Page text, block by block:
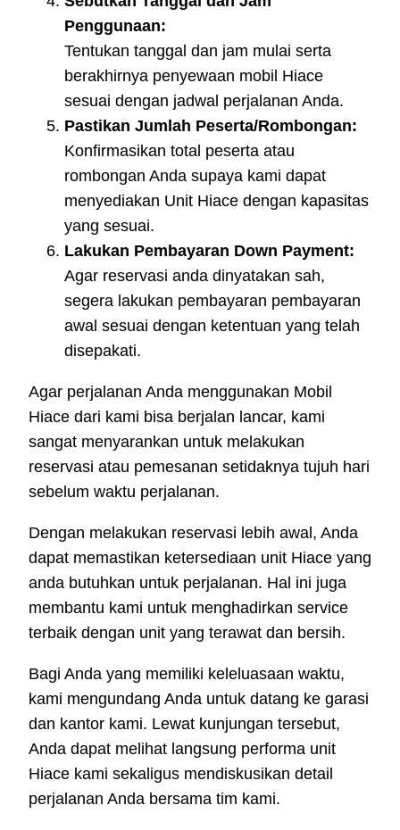
Penggunaan:
Tentukan tanggal dan jam mulai serta
berakhirnya penyewaan mobil Hiace
sesuai dengan jadwal perjalanan Anda.
Pastikan Jumlah Peserta/Rombongan:
Konfirmasikan total peserta atau
rombongan Anda supaya kami dapat
menyediakan Unit Hiace dengan kapasitas
yang sesuai.
Lakukan Pembayaran Down Payment:
Agar reservasi anda dinyatakan sah,
segera lakukan pembayaran pembayaran
awal sesuai dengan ketentuan yang telah
disepakati.
Agar perjalanan Anda menggunakan Mobil
Hiace dari kami bisa berjalan lancar, kami
sangat menyarankan untuk melakukan
reservasi atau pemesanan setidaknya tujuh hari
sebelum waktu perjalanan.
Dengan melakukan reservasi lebih awal, Anda
dapat memastikan ketersediaan unit Hiace yang
anda butuhkan untuk perjalanan. Hal ini juga
membantu kami untuk menghadirkan service
terbaik dengan unit yang terawat dan bersih.
Bagi Anda yang memiliki keleluasaan waktu,
kami mengundang Anda untuk datang ke garasi
dan kantor kami. Lewat kunjungan tersebut,
Anda dapat melihat langsung performa unit
Hiace kami sekaligus mendiskusikan detail
perjalanan Anda bersama tim kami.